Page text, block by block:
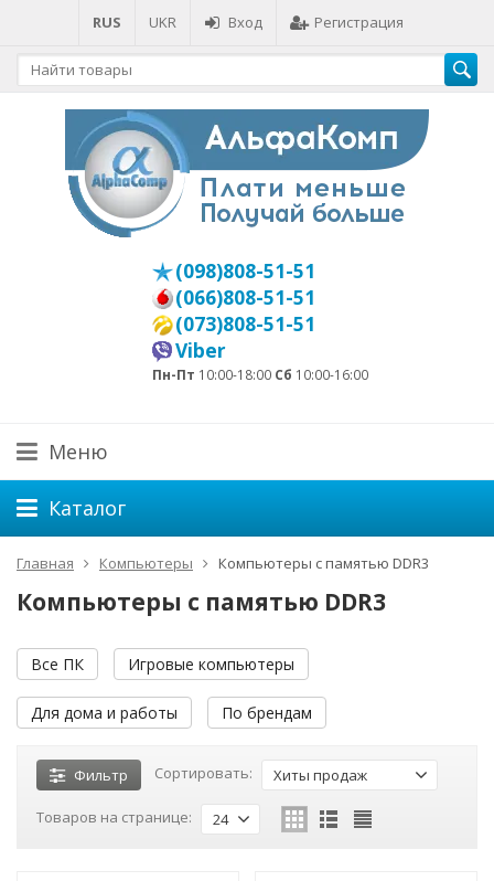
RUS UKR Вход Регистрация
(098)808-51-51
(066)808-51-51
(073)808-51-51
Viber
Пн-Пт 10:00-18:00 Сб 10:00-16:00
Меню
Каталог
Главная Компьютеры Компьютеры с памятью DDR3
Компьютеры с памятью DDR3
Все ПК Игровые компьютеры
Для дома и работы По брендам
Фильтр Сортировать: Хиты продаж
Товаров на странице: 24